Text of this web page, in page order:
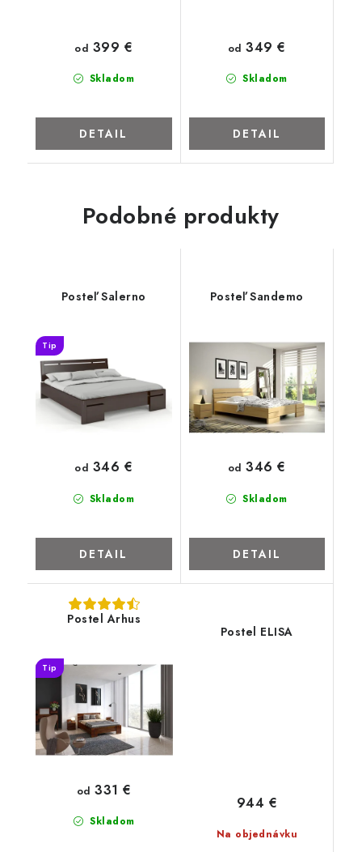
Skladom
od 399 €
DETAIL
Skladom
od 349 €
DETAIL
Podobné produkty
Posteľ Salerno
Tip
Skladom
od 346 €
DETAIL
Posteľ Sandemo
Skladom
od 346 €
DETAIL
Postel Arhus
Tip
Skladom
od 331 €
Postel ELISA
Na objednávku
944 €